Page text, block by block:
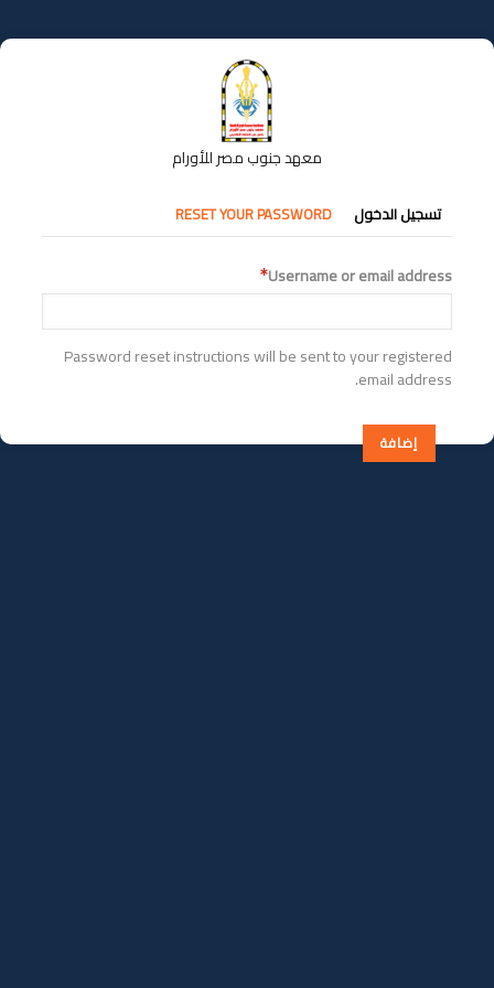
إلى
المحتوى
معهد جنوب مصر للأورام
التبويبات
الأساسية
تسجيل الدخول RESET YOUR PASSWORD
Username or email address
Password reset instructions will be sent to your registered
email address.